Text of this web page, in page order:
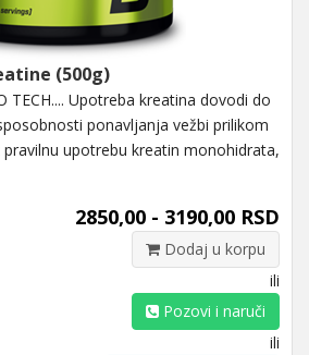
(500g)
TECH.... Upotreba kreatina dovodi do
ponavljanja vežbi prilikom
upotrebu kreatin monohidrata,
2850,00 - 3190,00 RSD
Dodaj u korpu
ili
Pozovi i naruči
ili